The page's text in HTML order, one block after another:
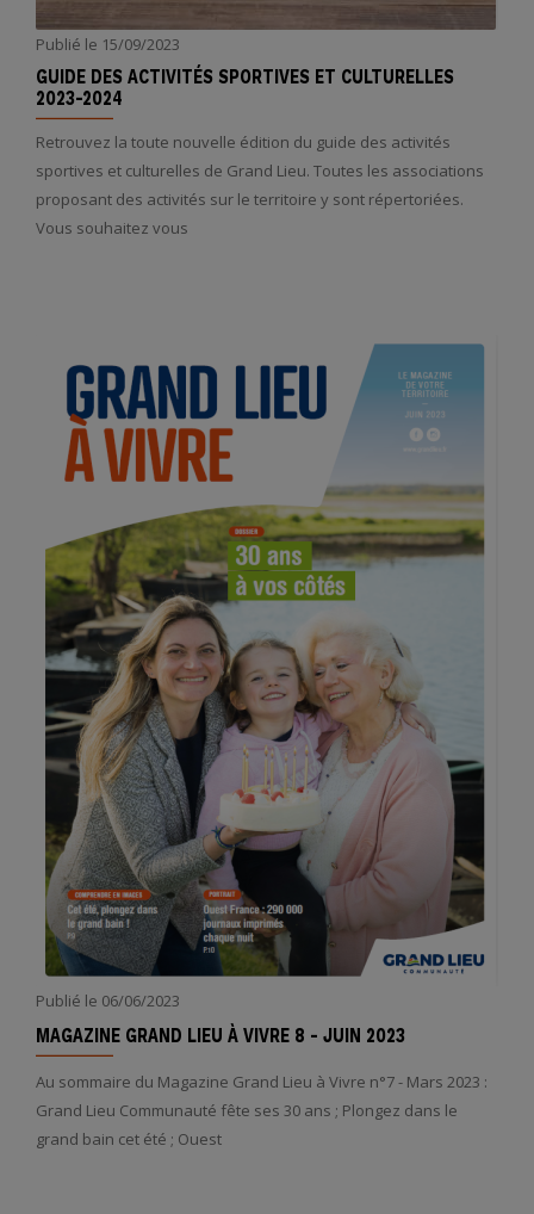
Publié le 15/09/2023
GUIDE DES ACTIVITÉS SPORTIVES ET CULTURELLES
2023-2024
Retrouvez la toute nouvelle édition du guide des activités
sportives et culturelles de Grand Lieu. Toutes les associations
proposant des activités sur le territoire y sont répertoriées.
Vous souhaitez vous
Publié le 06/06/2023
MAGAZINE GRAND LIEU À VIVRE 8 - JUIN 2023
Au sommaire du Magazine Grand Lieu à Vivre n°7 - Mars 2023 :
Grand Lieu Communauté fête ses 30 ans ; Plongez dans le
grand bain cet été ; Ouest